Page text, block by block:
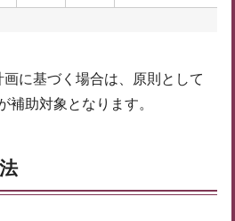
に基づく場合は、原則として
補助対象となります。